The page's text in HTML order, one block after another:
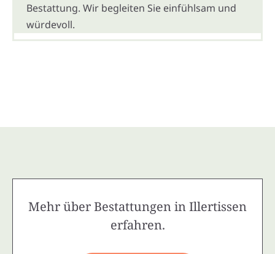
Bestattung. Wir begleiten Sie einfühlsam und
würdevoll.
Mehr über Bestattungen in Illertissen
erfahren.